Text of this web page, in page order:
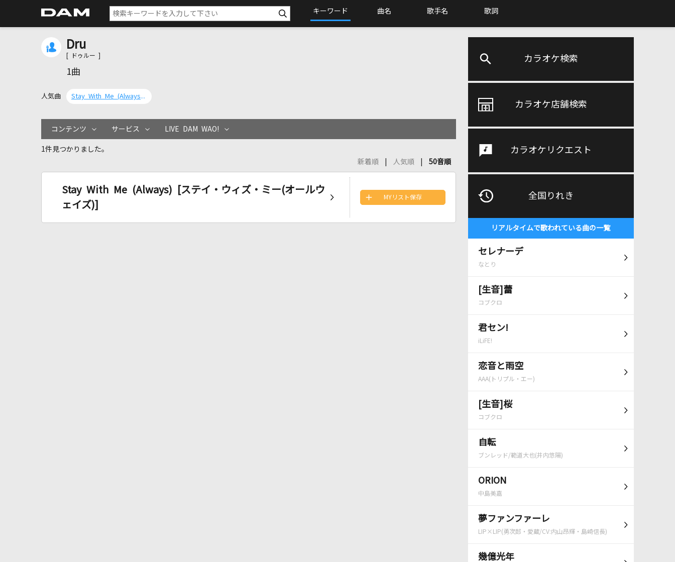
キーワード 曲名 歌手名 歌詞
カラオケ検索
カラオケ店舗検索
カラオケリクエスト
全国りれき
リアルタイムで歌われている曲の一覧
セレナーデ
なとり
[生音]蕾
コブクロ
君セン!
iLiFE!
恋音と雨空
AAA(トリプル・エー)
[生音]桜
コブクロ
自転
ブンレッド/範道大也(井内悠陽)
ORION
中島美嘉
夢ファンファーレ
LIP×LIP(勇次郎・愛蔵/CV:内山昂輝・島崎信長)
幾億光年
Dru
[ ドゥルー ]
1曲
人気曲 Stay With Me (Always) [ステイ・ウィズ・ミー(オールウェイズ)]
コンテンツ サービス LIVE DAM WAO!
1件見つかりました。
新着順
人気順 50音順
Stay With Me (Always) [ステイ・ウィズ・ミー(オールウ
ェイズ)]
MYリスト保存